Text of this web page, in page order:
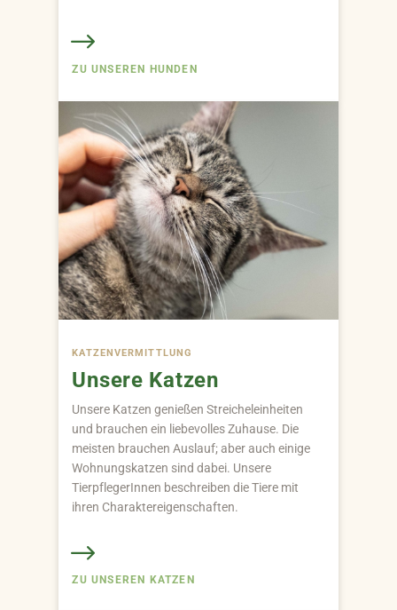
ZU UNSEREN HUNDEN
KATZEN­VERMITTLUNG
Unsere Katzen
Unsere Katzen genießen Streicheleinheiten
und brauchen ein liebevolles Zuhause. Die
meisten brauchen Auslauf; aber auch einige
Wohnungskatzen sind dabei. Unsere
TierpflegerInnen beschreiben die Tiere mit
ihren Charaktereigenschaften.
ZU UNSEREN KATZEN